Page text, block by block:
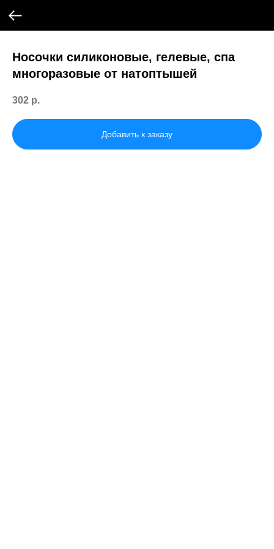
Носочки силиконовые, гелевые, спа
многоразовые от натоптышей
302 р.
Добавить к заказу